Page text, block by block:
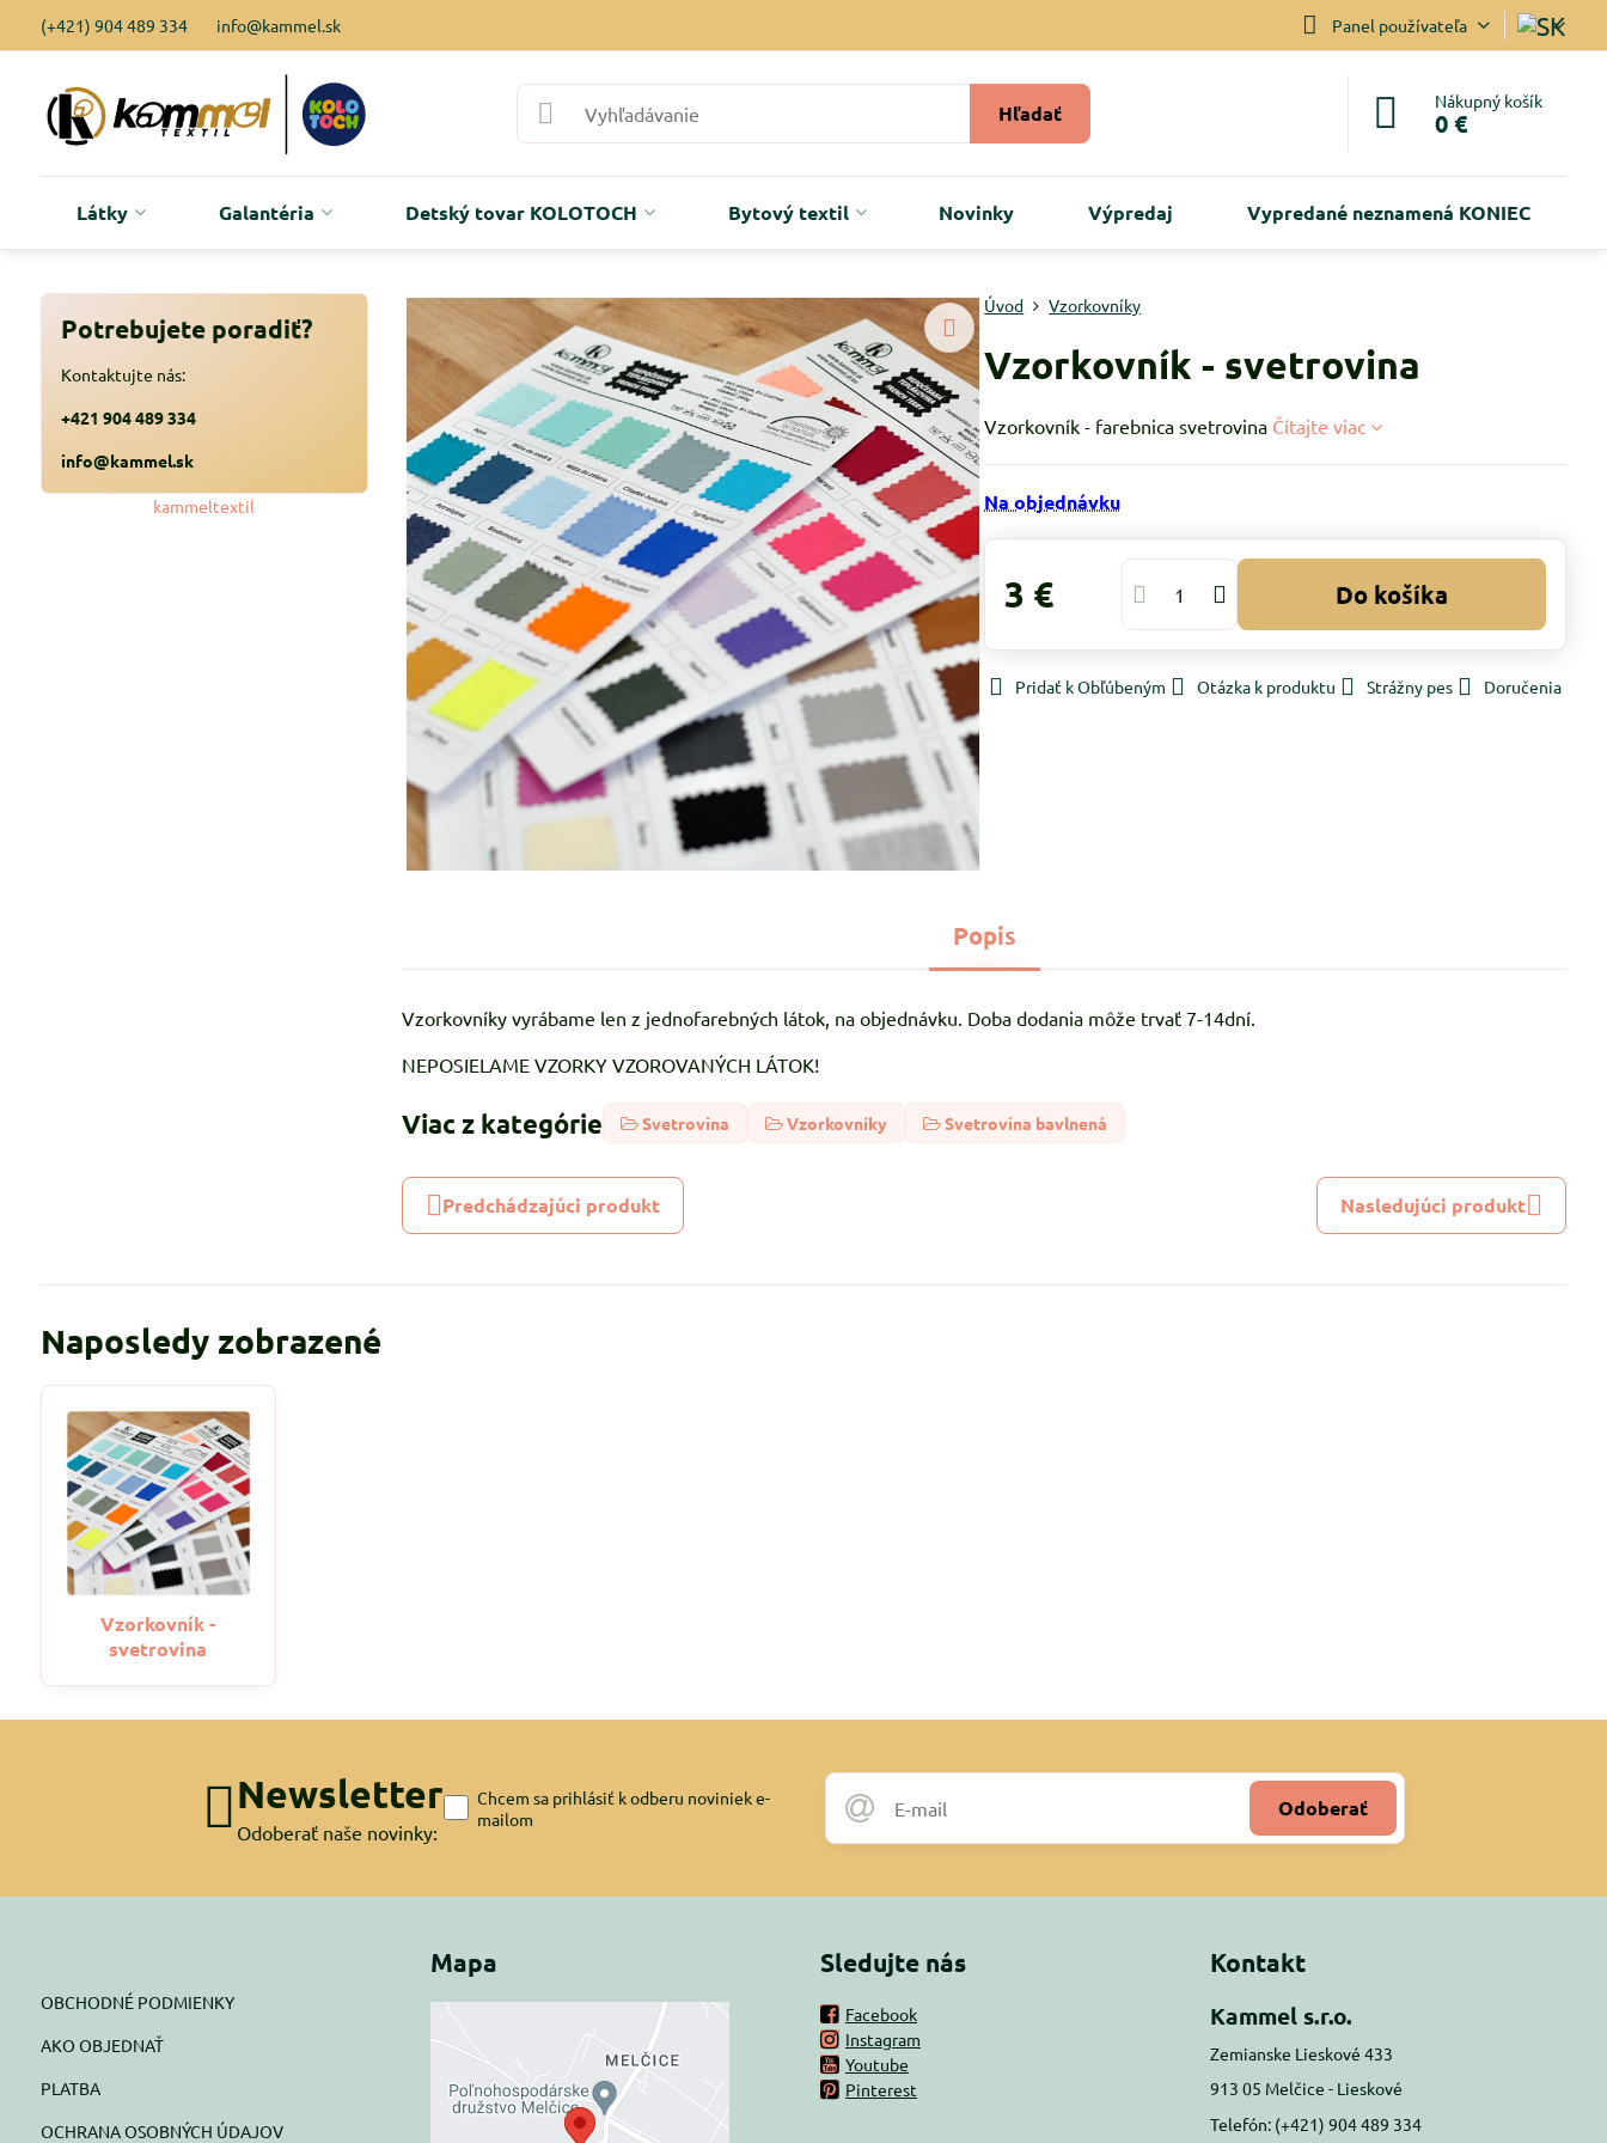
(+421) 904 489 334 info@kammel.sk Panel používateľa
Hľadať Nákupný košík
0 €
Látky Galantéria Detský tovar KOLOTOCH Bytový textil Novinky Výpredaj Vypredané neznamená KONIEC
Úvod Vzorkovníky
Vzorkovník - svetrovina
Vzorkovník - farebnica svetrovina Čítajte viac
Na objednávku
3 € Do košíka
Pridať k Obľúbeným Otázka k produktu Strážny pes Doručenia
Popis
Vzorkovníky vyrábame len z jednofarebných látok, na objednávku. Doba dodania môže trvať 7-14dní.
NEPOSIELAME VZORKY VZOROVANÝCH LÁTOK!
Viac z kategórie Svetrovina Vzorkovníky Svetrovina bavlnená
Predchádzajúci produkt Nasledujúci produkt
Potrebujete poradiť?
Kontaktujte nás:
+421 904 489 334
info@kammel.sk
kammeltextil
Naposledy zobrazené
Vzorkovník -
svetrovina
Newsletter
Odoberať naše novinky:
Odoberať
Chcem sa prihlásiť k odberu noviniek e-
mailom
OBCHODNÉ PODMIENKY
AKO OBJEDNAŤ
PLATBA
OCHRANA OSOBNÝCH ÚDAJOV
Mapa
Externý obsah je
blokovaný Voľbami
súkromia
Sledujte nás
Facebook
Instagram
Youtube
Pinterest
Kontakt
Kammel s.r.o.
Zemianske Lieskové 433
913 05 Melčice - Lieskové
Telefón: (+421) 904 489 334